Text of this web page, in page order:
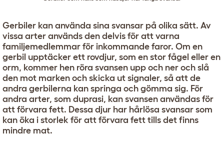
Gerbiler kan använda sina svansar på olika sätt. Av
vissa arter används den delvis för att varna
familjemedlemmar för inkommande faror. Om en
gerbil upptäcker ett rovdjur, som en stor fågel eller en
orm, kommer hen röra svansen upp och ner och slå
den mot marken och skicka ut signaler, så att de
andra gerbilerna kan springa och gömma sig. För
andra arter, som duprasi, kan svansen användas för
att förvara fett. Dessa djur har hårlösa svansar som
kan öka i storlek för att förvara fett tills det finns
mindre mat.